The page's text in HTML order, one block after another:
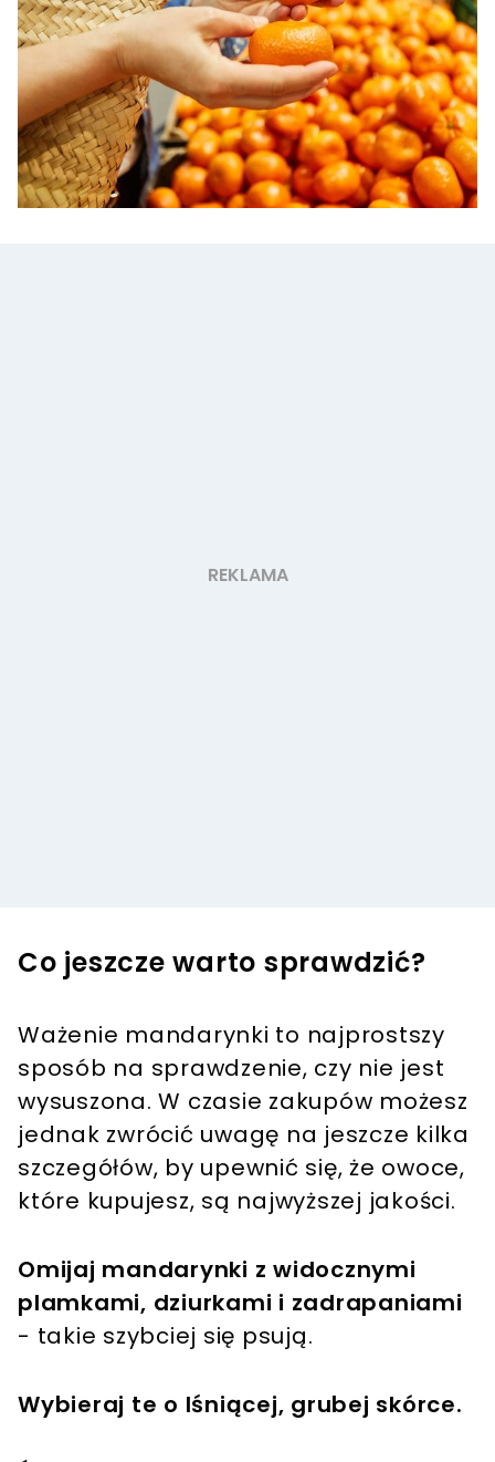
Co jeszcze warto sprawdzić?
Ważenie mandarynki to najprostszy
sposób na sprawdzenie, czy nie jest
wysuszona. W czasie zakupów możesz
jednak zwrócić uwagę na jeszcze kilka
szczegółów, by upewnić się, że owoce,
które kupujesz, są najwyższej jakości.
Omijaj mandarynki z widocznymi
plamkami, dziurkami i zadrapaniami
- takie szybciej się psują.
Wybieraj te o lśniącej, grubej skórce.